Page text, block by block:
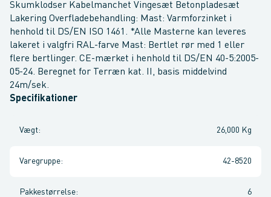
Skumklodser Kabelmanchet Vingesæt Betonpladesæt
Lakering Overfladebehandling: Mast: Varmforzinket i
henhold til DS/EN ISO 1461. *Alle Masterne kan leveres
lakeret i valgfri RAL-farve Mast: Bertlet rør med 1 eller
flere bertlinger. CE-mærket i henhold til DS/EN 40-5:2005-
05-24. Beregnet for Terræn kat. II, basis middelvind
24m/sek.
Specifikationer
Vægt: 26,000 Kg
Varegruppe: 42-8520
Pakkestørrelse: 6